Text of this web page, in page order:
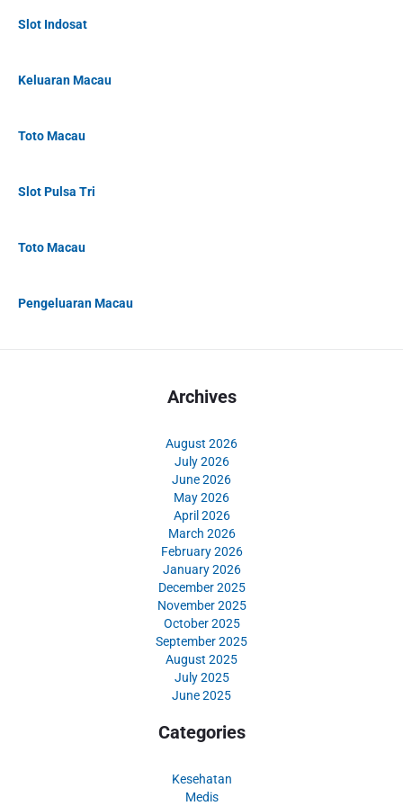
Slot Indosat
Keluaran Macau
Toto Macau
Slot Pulsa Tri
Toto Macau
Pengeluaran Macau
Archives
August 2026
July 2026
June 2026
May 2026
April 2026
March 2026
February 2026
January 2026
December 2025
November 2025
October 2025
September 2025
August 2025
July 2025
June 2025
Categories
Kesehatan
Medis